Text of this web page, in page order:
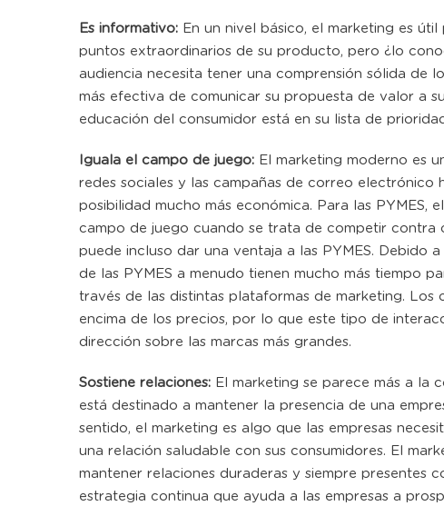
Es informativo: En un nivel básico, el marketing es
puntos extraordinarios de su producto, pero ¿lo
audiencia necesita tener una comprensión sólida de
más efectiva de comunicar su propuesta de valor a
educación del consumidor está en su lista de
Iguala el campo de juego: El marketing moderno es
redes sociales y las campañas de correo electrónico
posibilidad mucho más económica. Para las PYMES,
campo de juego cuando se trata de competir contra
puede incluso dar una ventaja a las PYMES. Debido
de las PYMES a menudo tienen mucho más tiempo
través de las distintas plataformas de marketing.
encima de los precios, por lo que este tipo de
dirección sobre las marcas más grandes.
Sostiene relaciones: El marketing se parece más a la
está destinado a mantener la presencia de una
sentido, el marketing es algo que las empresas
una relación saludable con sus consumidores. El
mantener relaciones duraderas y siempre presentes
estrategia continua que ayuda a las empresas a